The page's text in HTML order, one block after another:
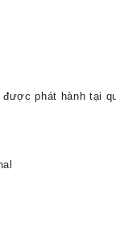
phát hành tại